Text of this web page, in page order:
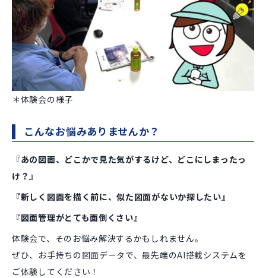
＊体験会の様子
こんなお悩みありませんか？
『あの図面、どこかで見た気がするけど、どこにしまったっ
け？』
『新しく図面を描く前に、似た図面がないか探したい』
『図面管理がとても面倒くさい』
体験会で、そのお悩み解決するかもしれません。
ぜひ、お手持ちの図面データで、最先端のAI搭載システムを
ご体験してください！